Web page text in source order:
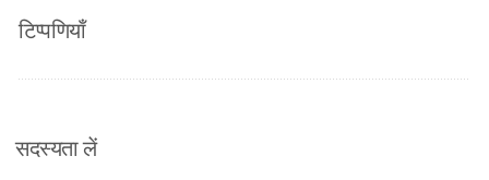
टिप्पणियाँ
सदस्यता लें